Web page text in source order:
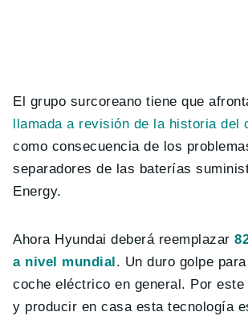
El grupo surcoreano tiene que
llamada a revisión de la historia del
como consecuencia de los
separadores de las baterías
Energy.
Ahora Hyundai deberá reemplazar
a nivel mundial. Un duro golpe
coche eléctrico en general. Por
y producir en casa esta tecnología